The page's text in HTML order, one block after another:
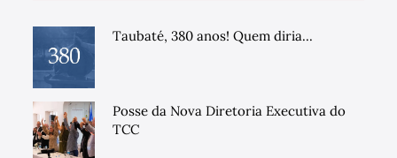
Taubaté, 380 anos! Quem diria...
Posse da Nova Diretoria Executiva do
TCC